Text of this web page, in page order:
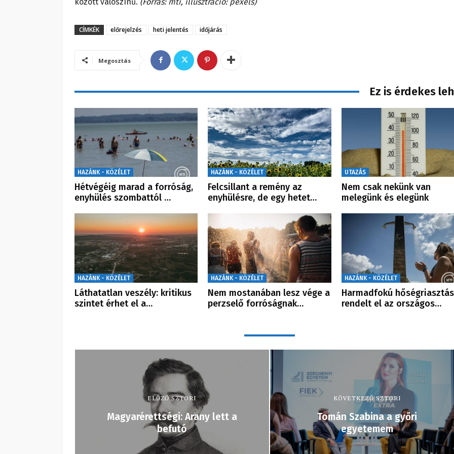
CÍMKÉK előrejelzés heti jelentés időjárás
Megosztás
Ez is érdekes
HAZÁNK - KÖZÉLET
Hétvégéig marad a forróság,
enyhülés szombattól …
HAZÁNK - KÖZÉLET
Felcsillant a remény az
enyhülésre, de egy hetet…
UTAZÁS
Nem csak nekünk van
melegünk és elegünk
HAZÁNK - KÖZÉLET
Láthatatlan veszély: kritikus
szintet érhet el a…
HAZÁNK - KÖZÉLET
Nem mostanában lesz vége a
perzselő forróságnak…
HAZÁNK - KÖZÉLET
Harmadfokú
rendelt el az országos…
ELŐZŐ SZTORI
Magyarérettségi: Arany lett a
befutó
KÖVETKEZŐ SZTORI
Tomán Szabina a győri
egyetemem